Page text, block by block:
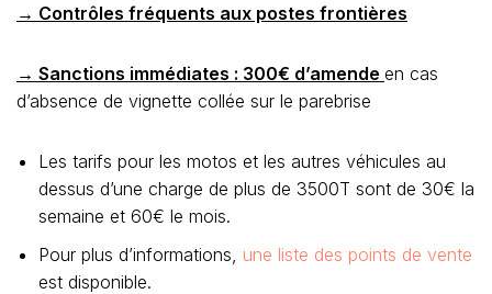
→ Contrôles fréquents aux postes frontières
→ Sanctions immédiates : 300€ d’amende en cas
d’absence de vignette collée sur le parebrise
Les tarifs pour les motos et les autres véhicules au
dessus d’une charge de plus de 3500T sont de 30€ la
semaine et 60€ le mois.
Pour plus d’informations, une liste des points de vente
est disponible.